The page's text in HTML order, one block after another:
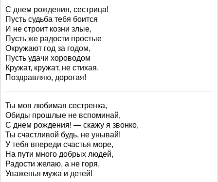
С днем рождения, сестрица!
Пусть судьба тебя боится
И не строит козни злые,
Пусть же радости простые
Окружают год за годом,
Пусть удачи хороводом
Кружат, кружат, не стихая.
Поздравляю, дорогая!
Ты моя любимая сестренка,
Обиды прошлые не вспоминай,
С днем рождения! — скажу я звонко,
Ты счастливой будь, не унывай!
У тебя впереди счастья море,
На пути много добрых людей,
Радости желаю, а не горя,
Уваженья мужа и детей!